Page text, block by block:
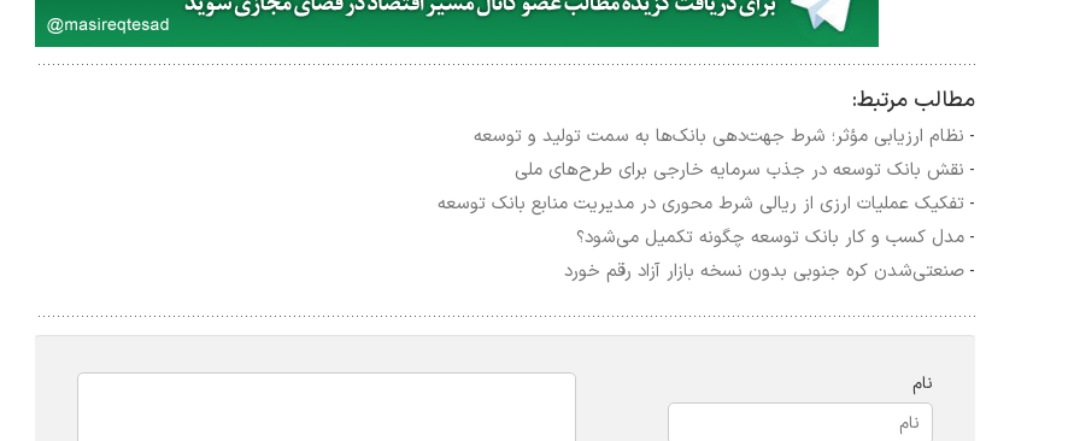
مطالب مرتبط:
- نظام ارزیابی مؤثر؛ شرط جهت‌دهی بانک‌ها به سمت تولید و توسعه
- نقش بانک توسعه در جذب سرمایه خارجی برای طرح‌های ملی
- تفکیک عملیات ارزی از ریالی شرط محوری در مدیریت منابع بانک توسعه
- مدل کسب و کار بانک توسعه چگونه تکمیل می‌شود؟
- صنعتی‌شدن کره جنوبی بدون نسخه بازار آزاد رقم خورد
نام